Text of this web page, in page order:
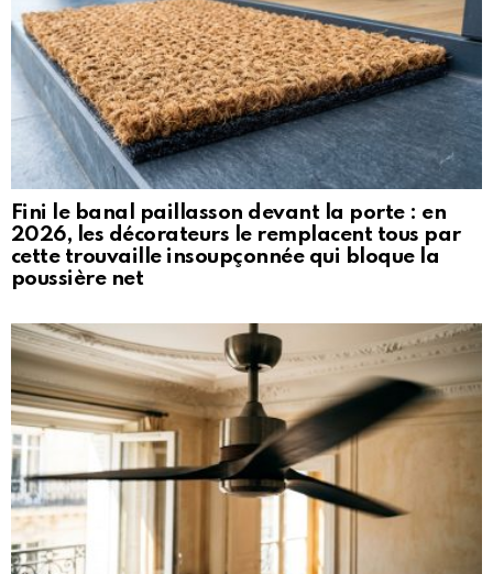
Fini le banal paillasson devant la porte : en
2026, les décorateurs le remplacent tous par
cette trouvaille insoupçonnée qui bloque la
poussière net